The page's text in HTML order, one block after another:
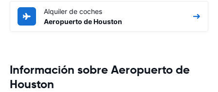
Alquiler de coches
Aeropuerto de Houston
Información sobre Aeropuerto de
Houston